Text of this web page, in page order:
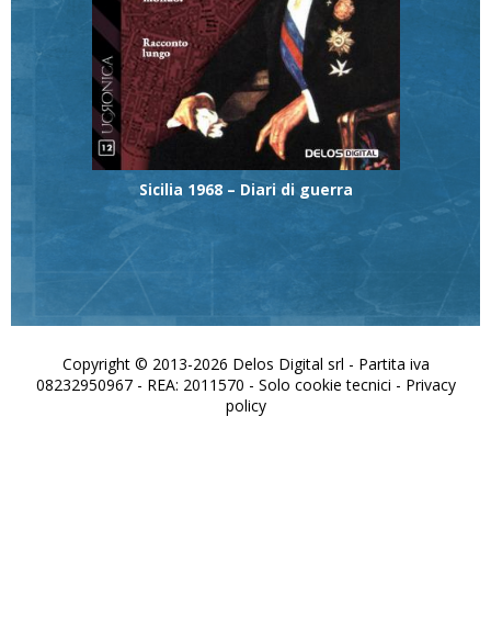
Sicilia 1968 – Diari di guerra
Copyright © 2013-2026 Delos Digital srl - Partita iva
08232950967 - REA: 2011570 - Solo cookie tecnici - Privacy
policy